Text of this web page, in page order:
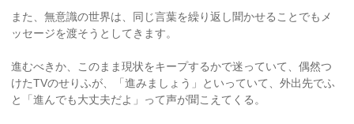
また、無意識の世界は、同じ言葉を繰り返し聞かせることでもメ
ッセージを渡そうとしてきます。
進むべきか、このまま現状をキープするかで迷っていて、偶然つ
けたTVのせりふが、「進みましょう」といっていて、外出先でふ
と「進んでも大丈夫だよ」って声が聞こえてくる。